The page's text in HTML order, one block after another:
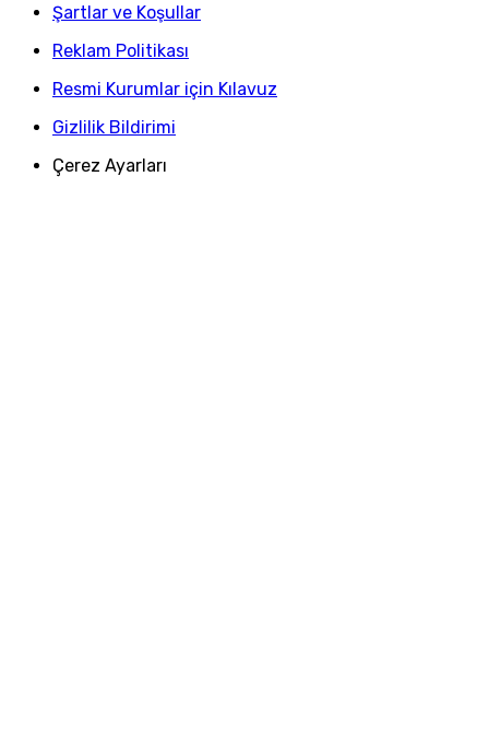
Şartlar ve Koşullar
Reklam Politikası
Resmi Kurumlar için Kılavuz
Gizlilik Bildirimi
Çerez Ayarları